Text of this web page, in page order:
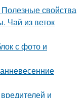
свойства
Чай из веток
с фото и
и